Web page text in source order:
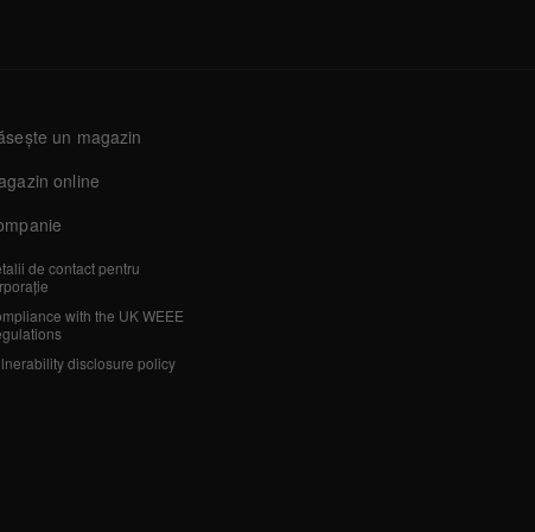
un magazin
online
de contact pentru
with the UK WEEE
disclosure policy